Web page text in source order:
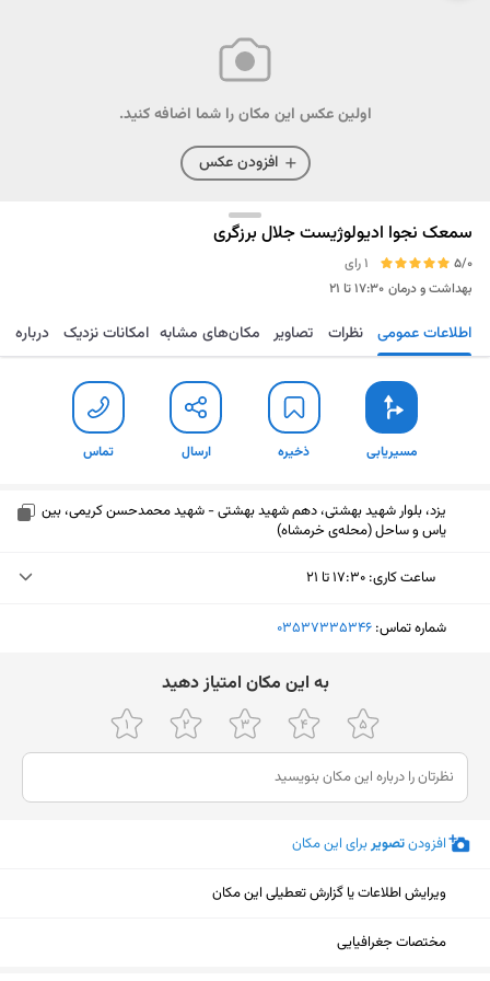
اولین عکس این مکان را شما اضافه کنید.
افزودن عکس
سمعک نجوا ادیولوژیست جلال برزگری
5/0
1 رای
بهداشت و درمان ۱۷:۳۰ تا ۲۱
مسیریابی ذخیره ارسال تماس اطلاعات عمومی نظرات تصاویر مکان‌های مشابه امکانات نزدیک درباره
مسیریابی ذخیره ارسال تماس
یزد، بلوار شهید بهشتی، دهم شهید بهشتی - شهید محمدحسن کریمی، بین
یاس و ساحل (محله‌ی خرمشاه)
ساعت کاری: ۱۷:۳۰ تا ۲۱
یکشنبه (امروز)
چهارشنبه
۱۷:۳۰ تا ۲۱
پنجشنبه
تعطیل
جمعه
شنبه
شماره تماس: ‎03537335346
ﺑﻪ اﯾﻦ ﻣﮑﺎن اﻣﺘﯿﺎز دﻫﯿﺪ
افزودنتصویربرای این مکان
ویرایش اطلاعات یا گزارش تعطیلی این مکان
مختصات جغرافیایی